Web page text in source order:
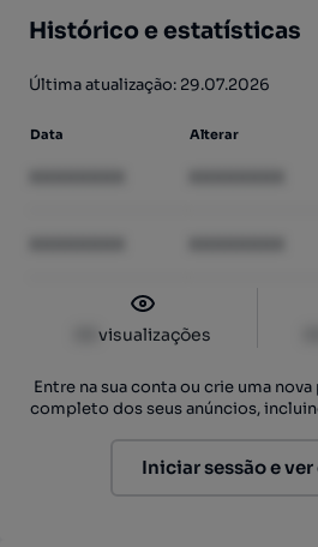
Histórico e estatísticas
Última atualização: 29.07.2026
Data Alterar
visualizações
Entre na sua conta ou crie uma
completo dos seus anúncios,
Iniciar sessão e